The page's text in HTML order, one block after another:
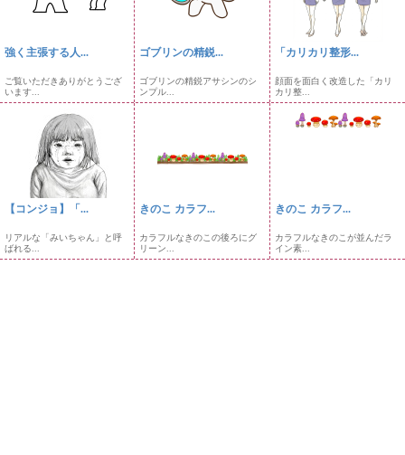
強く主張する人...
ご覧いただきありがとうござ
います...
ゴブリンの精鋭...
ゴブリンの精鋭アサシンのシ
ンプル...
「カリカリ整形...
顔面を面白く改造した「カリ
カリ整...
【コンジョ】「...
リアルな「みいちゃん」と呼
ばれる...
きのこ カラフ...
カラフルなきのこの後ろにグ
リーン...
きのこ カラフ...
カラフルなきのこが並んだラ
イン素...